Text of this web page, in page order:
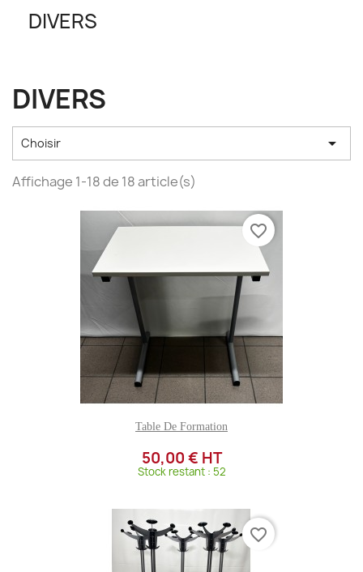
DIVERS
DIVERS
Choisir 
Affichage 1-18 de 18 article(s)
Table De Formation
50,00 € HT
Stock restant : 52
favorite_border
favorite_border